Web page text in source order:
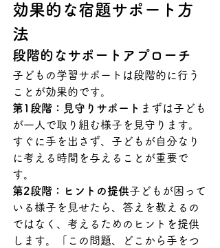
効果的な宿題サポート方
法
段階的なサポートアプローチ
子どもの学習サポートは段階的に行う
ことが効果的です。
第1段階：見守りサポート まずは子ども
が一人で取り組む様子を見守ります。
すぐに手を出さず、子どもが自分なり
に考える時間を与えることが重要で
す。
第2段階：ヒントの提供子どもが困って
いる様子を見せたら、答えを教えるの
ではなく、考えるためのヒントを提供
します。「この問題、どこから手をつ